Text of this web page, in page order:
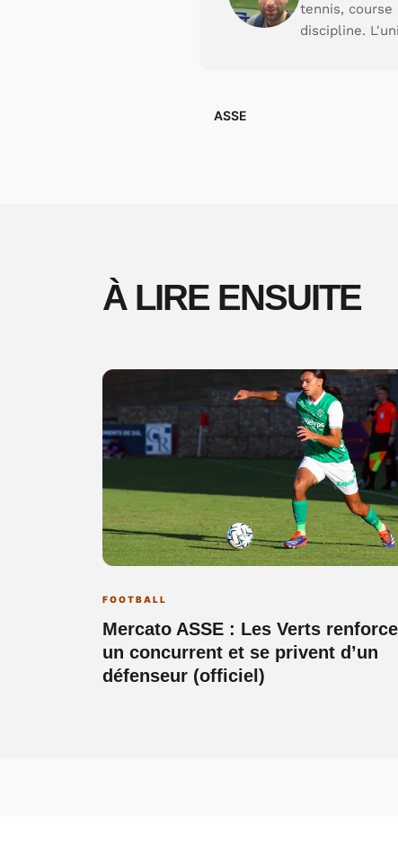
tennis,
discipline.
ASSE
À LIRE ENSUITE
FOOTBALL
Mercato ASSE : Les Verts
un concurrent et se privent d’un
défenseur (officiel)